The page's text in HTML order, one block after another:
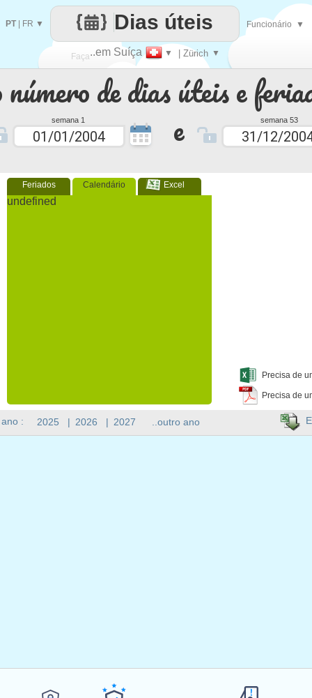
de dias úteis e
semana 1 e semana 53
Feriados Calendário Excel
undefined
Precisa de
Precisa de
Faça
cada
..em Suíça ▼ | Zürich ▼
Dias úteis
PT| FR ▼ Funcionário ▼
: 2025 | 2026 | 2027 ..outro ano